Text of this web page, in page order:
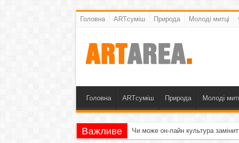
Головна ARTсуміш Природа Молоді митці
Головна ARTсуміш Природа Молоді
Важливе Чи може он-лайн культура